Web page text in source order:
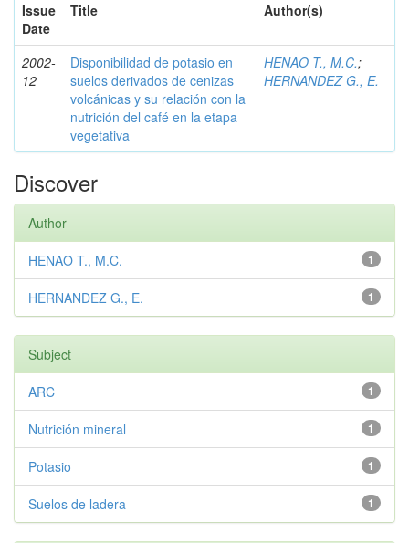
Issue
Date
Title Author(s)
2002-
12
Disponibilidad de potasio en
suelos derivados de cenizas
volcánicas y su relación con la
nutrición del café en la etapa
vegetativa
HENAO T., M.C.;
HERNANDEZ G., E.
Discover
Author
1
HENAO T., M.C.
1
HERNANDEZ G., E.
Subject
1
ARC
1
Nutrición mineral
1
Potasio
1
Suelos de ladera